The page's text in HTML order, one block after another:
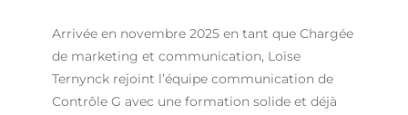
Arrivée en novembre 2025 en tant que Chargée
de marketing et communication, Loïse
Ternynck rejoint l’équipe communication de
Contrôle G avec une formation solide et déjà